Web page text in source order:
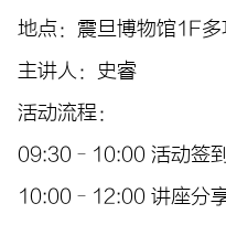
地点：震旦博物馆1F
主讲人：史睿
活动流程：
09:30–10:00 活动签到
10:00–12:00 讲座分